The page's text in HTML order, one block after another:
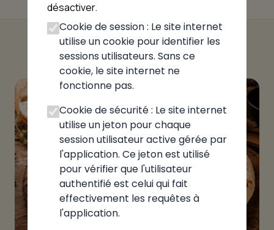
désactiver.
Cookie de session : Le site internet
utilise un cookie pour identifier les
sessions utilisateurs. Sans ce
cookie, le site internet ne
fonctionne pas.
Cookie de sécurité : Le site internet
utilise un jeton pour chaque
session utilisateur active gérée par
l'application. Ce jeton est utilisé
pour vérifier que l'utilisateur
authentifié est celui qui fait
effectivement les requêtes à
l'application.